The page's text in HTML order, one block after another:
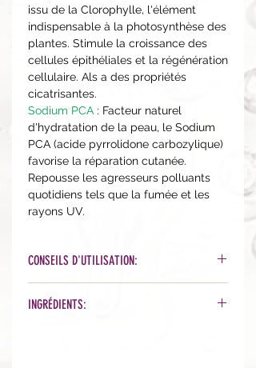
issu de la Clorophylle, l'élément
indispensable à la photosynthèse des
plantes. Stimule la croissance des
cellules épithéliales et la régénération
cellulaire. Als a des propriétés
cicatrisantes.
Sodium PCA : Facteur naturel
d'hydratation de la peau, le Sodium
PCA (acide pyrrolidone carbozylique)
favorise la réparation cutanée.
Repousse les agresseurs polluants
quotidiens tels que la fumée et les
rayons UV.
CONSEILS D'UTILISATION:
ou d'un pinceau, appliquez une
INGRÉDIENTS: